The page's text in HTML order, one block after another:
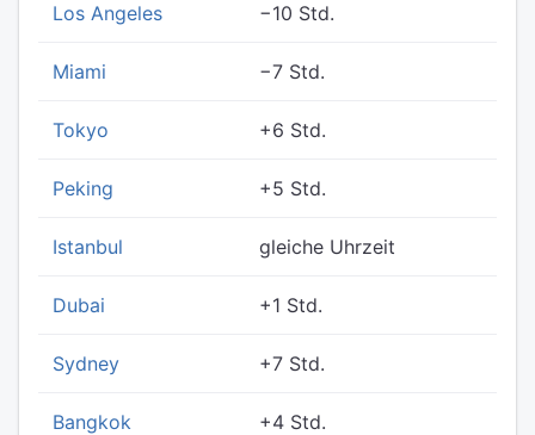
Los Angeles −10 Std.
Miami −7 Std.
Tokyo +6 Std.
Peking +5 Std.
Istanbul gleiche Uhrzeit
Dubai +1 Std.
Sydney +7 Std.
Bangkok +4 Std.